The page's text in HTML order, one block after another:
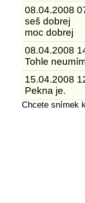
08.04.2008
seš dobrej
moc dobrej
08.04.2008
Tohle
15.04.2008
Pekna je.
Chcete snímek